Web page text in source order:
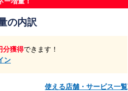
の内訳
分獲得できます！
ン
使える店舗・サービス一覧